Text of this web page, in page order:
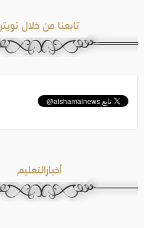
تابعنا من خلال تويتر
أخبارالتعليم